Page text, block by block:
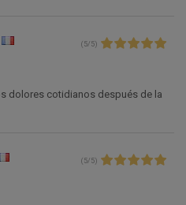
( 5/ 5)
dolores cotidianos después de la
( 5/ 5)